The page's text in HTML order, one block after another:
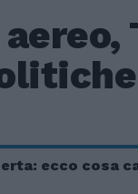
ecco cosa